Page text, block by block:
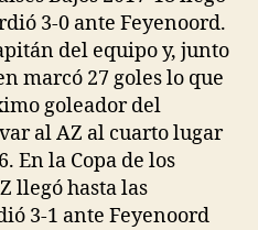
3-0 ante Feyenoord.
del equipo y, junto
marcó 27 goles lo que
goleador del
al AZ al cuarto lugar
En la Copa de los
llegó hasta las
3-1 ante Feyenoord